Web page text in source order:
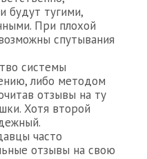
будут тугими,
При плохой
спутывания
системы
либо методом
отзывы на ту
Хотя второй
часто
отзывы на свою